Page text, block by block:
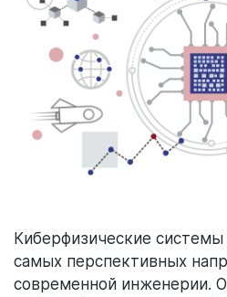
Киберфизические
самых перспективных
современной инженерии.